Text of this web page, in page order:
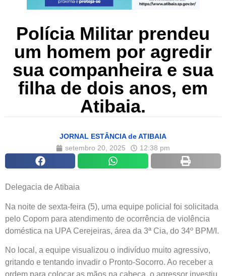
Polícia Militar prendeu
um homem por agredir
sua companheira e sua
filha de dois anos, em
Atibaia.
JORNAL ESTÂNCIA de ATIBAIA
setembro 20, 2025
12:38 pm
Delegacia de Atibaia
Na noite de sexta-feira (5), uma equipe policial foi solicitada
pelo Copom para atendimento de ocorrência de violência
doméstica na UPA Cerejeiras, área da 3ª Cia, do 34º BPM/I.
No local, a equipe visualizou o indivíduo muito agressivo,
gritando e tentando invadir o Pronto-Socorro. Ao receber a
ordem para colocar as mãos na cabeça, o agressor investiu